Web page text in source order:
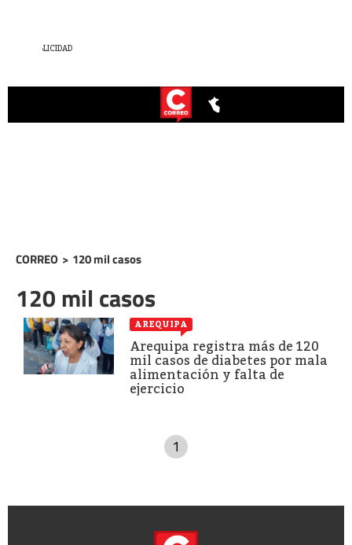
CORREO > 120 mil casos
120 mil casos
AREQUIPA
Arequipa registra más de 120
mil casos de diabetes por mala
alimentación y falta de
ejercicio
1